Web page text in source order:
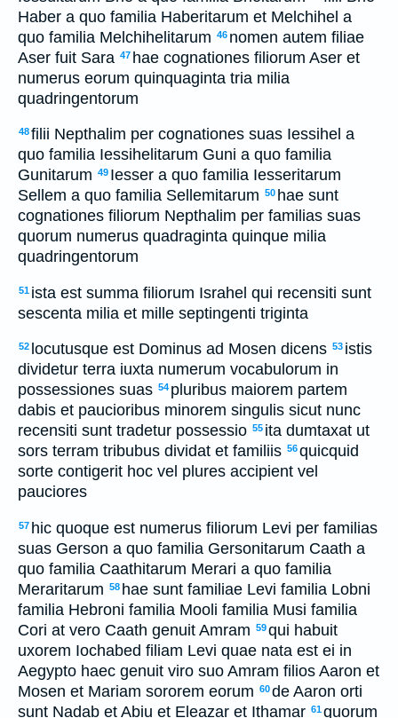
Haber a quo familia Haberitarum et Melchihel a
quo familia Melchihelitarum 46 nomen autem filiae
Aser fuit Sara 47 hae cognationes filiorum Aser et
numerus eorum quinquaginta tria milia
quadringentorum
48filii Nepthalim per cognationes suas Iessihel a
quo familia Iessihelitarum Guni a quo familia
Gunitarum 49 Iesser a quo familia Iesseritarum
Sellem a quo familia Sellemitarum 50 hae sunt
cognationes filiorum Nepthalim per familias suas
quorum numerus quadraginta quinque milia
quadringentorum
51 ista est summa filiorum Israhel qui recensiti sunt
sescenta milia et mille septingenti triginta
52 locutusque est Dominus ad Mosen dicens 53 istis
dividetur terra iuxta numerum vocabulorum in
possessiones suas 54 pluribus maiorem partem
dabis et paucioribus minorem singulis sicut nunc
recensiti sunt tradetur possessio 55 ita dumtaxat ut
sors terram tribubus dividat et familiis 56quicquid
sorte contigerit hoc vel plures accipient vel
pauciores
57 hic quoque est numerus filiorum Levi per familias
suas Gerson a quo familia Gersonitarum Caath a
quo familia Caathitarum Merari a quo familia
Meraritarum 58 hae sunt familiae Levi familia Lobni
familia Hebroni familia Mooli familia Musi familia
Cori at vero Caath genuit Amram 59qui habuit
uxorem Iochabed filiam Levi quae nata est ei in
Aegypto haec genuit viro suo Amram filios Aaron et
Mosen et Mariam sororem eorum 60de Aaron orti
sunt Nadab et Abiu et Eleazar et Ithamar 61quorum